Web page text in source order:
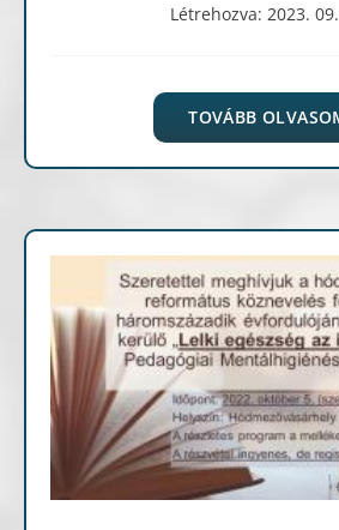
Létrehozva: 2023.
TOVÁBB
Archív cikkek